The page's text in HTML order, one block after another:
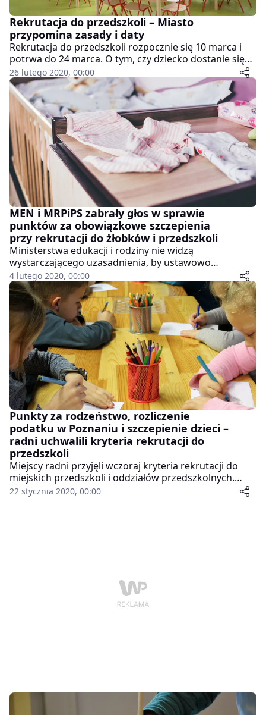
Rekrutacja do przedszkoli – Miasto
przypomina zasady i daty
Rekrutacja do przedszkoli rozpocznie się 10 marca i
potrwa do 24 marca. O tym, czy dziecko dostanie się
do wybranej placówki, zdecyduje liczba zdobytych
punktów. Wcześniej, bo w dniach 3-9 marca rodzice
maluchów uczęszczających już do danego
przedszkola, muszą złożyć wniosek potwierdzający
chęć kontynuacji opieki.
26 lutego 2020, 00:00
MEN i MRPiPS zabrały głos w sprawie
punktów za obowiązkowe szczepienia
przy rekrutacji do żłobków i przedszkoli
Ministerstwa edukacji i rodziny nie widzą
wystarczającego uzasadnienia, by ustawowo
regulować kryteria rekrutacji do publicznego
przedszkola pod kątem obowiązkowych szczepień
przyjmowanych dzieci. Samorządy mają możliwość
samodzielnie wprowadzić taki warunek – wskazuje
MRPiPS.
4 lutego 2020, 00:00
Punkty za rodzeństwo, rozliczenie
podatku w Poznaniu i szczepienie dzieci –
radni uchwalili kryteria rekrutacji do
przedszkoli
Miejscy radni przyjęli wczoraj kryteria rekrutacji do
miejskich przedszkoli i oddziałów przedszkolnych.
Punkty będzie można zdobyć m.in. za wywiązywanie
22 stycznia 2020, 00:00